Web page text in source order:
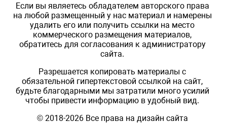
Если вы являетесь обладателем авторского права
на любой размещенный у нас материал и намерены
удалить его или получить ссылки на место
коммерческого размещения материалов,
обратитесь для согласования к администратору
сайта.
Разрешается копировать материалы с
обязательной гипертекстовой ссылкой на сайт,
будьте благодарными мы затратили много усилий
чтобы привести информацию в удобный вид.
© 2018-2026 Все права на дизайн сайта